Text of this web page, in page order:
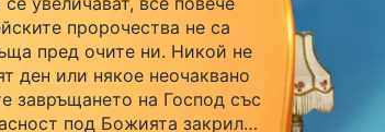
пророчества не са
пред очите ни. Никой не
ден или някое неочаквано
завръщането на Господ със
под Божията закрила,